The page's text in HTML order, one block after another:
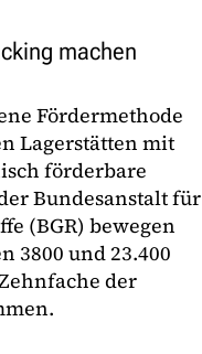
machen
Fördermethode
Lagerstätten mit
förderbare
Bundesanstalt für
(BGR) bewegen
3800 und 23.400
der